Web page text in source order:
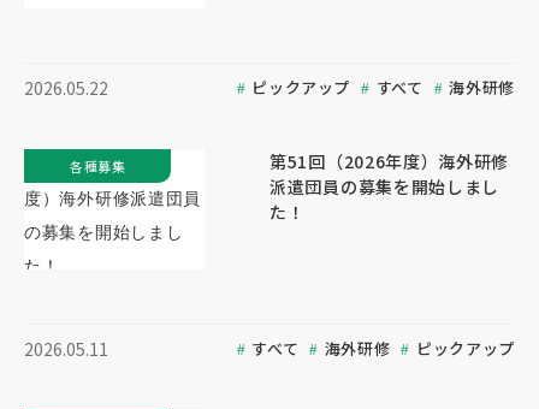
2026.05.22 ピックアップ すべて 海外研修
第51回（2026年度）海外研修
派遣団員の募集を開始しまし
た！
2026.05.11 すべて 海外研修 ピックアップ
各種募集